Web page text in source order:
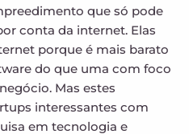
que só pode
conta da internet. Elas
porque é mais barato
do que uma com foco
Mas estes
interessantes com
em tecnologia e